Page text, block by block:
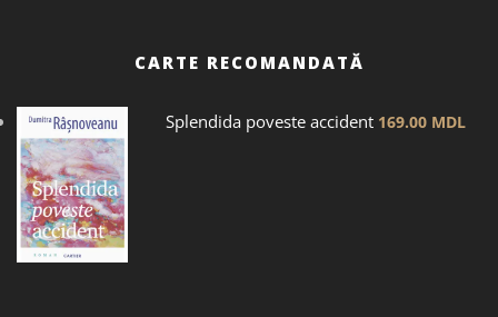
CARTE RECOMANDATĂ
Splendida poveste accident 169.00 MDL